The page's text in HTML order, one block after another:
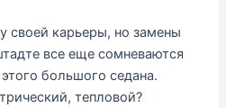
своей карьеры, но замены
все еще сомневаются
большого седана.
тепловой?